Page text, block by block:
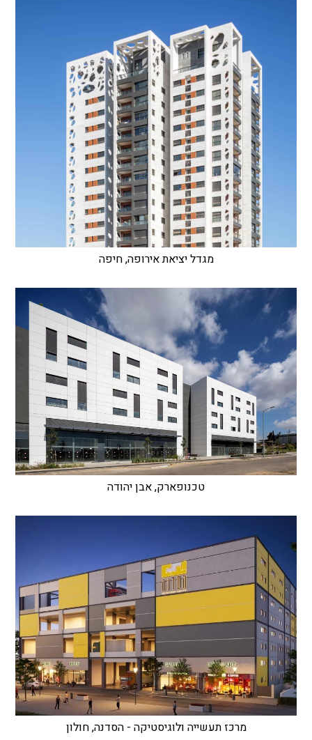
מגדל יציאת אירופה, חיפה
טכנופארק, אבן יהודה
מרכז תעשייה ולוגיסטיקה - הסדנה, חולון